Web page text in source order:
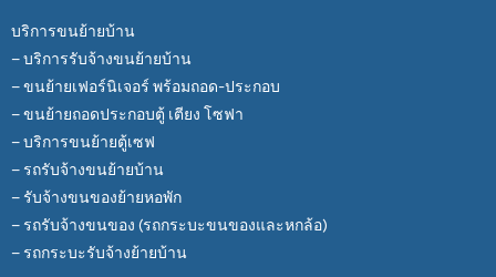
บริการขนย้ายบ้าน
– บริการรับจ้างขนย้ายบ้าน
– ขนย้ายเฟอร์นิเจอร์ พร้อมถอด-ประกอบ
– ขนย้ายถอดประกอบตู้ เตียง โซฟา
– บริการขนย้ายตู้เซฟ
– รถรับจ้างขนย้ายบ้าน
– รับจ้างขนของย้ายหอพัก
– รถรับจ้างขนของ (รถกระบะขนของและหกล้อ)
– รถกระบะรับจ้างย้ายบ้าน